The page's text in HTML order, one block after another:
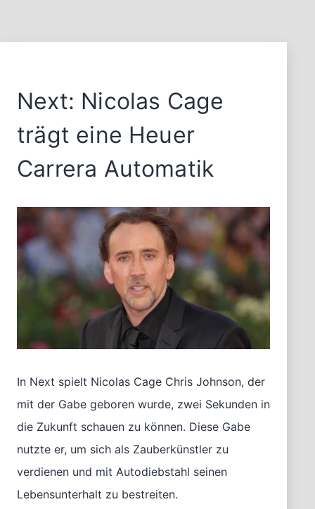
Next: Nicolas Cage
trägt eine Heuer
Carrera Automatik
In Next spielt Nicolas Cage Chris Johnson, der
mit der Gabe geboren wurde, zwei Sekunden in
die Zukunft schauen zu können. Diese Gabe
nutzte er, um sich als Zauberkünstler zu
verdienen und mit Autodiebstahl seinen
Lebensunterhalt zu bestreiten.